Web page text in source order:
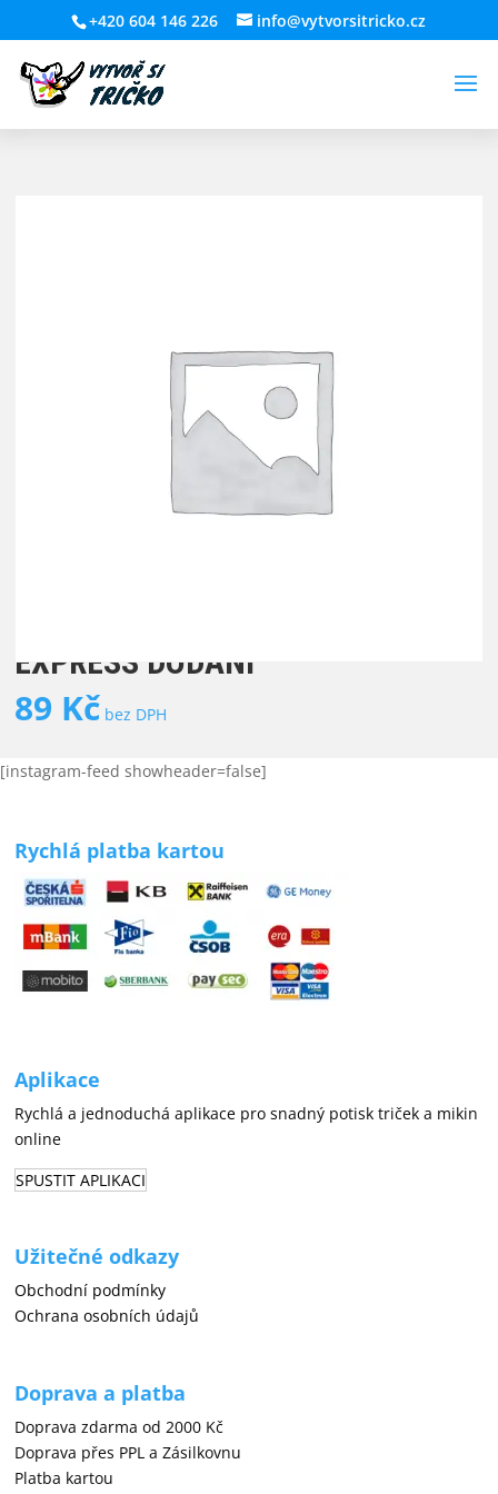
+420 604 146 226 info@vytvorsitricko.cz
EXPRESS DODÁNÍ
89 Kč bez DPH
[instagram-feed showheader=false]
Rychlá platba kartou
Aplikace
Rychlá a jednoduchá aplikace pro snadný potisk triček a mikin
online
SPUSTIT APLIKACI
Užitečné odkazy
Obchodní podmínky
Ochrana osobních údajů
Doprava a platba
Doprava zdarma od 2000 Kč
Doprava přes PPL a Zásilkovnu
Platba kartou